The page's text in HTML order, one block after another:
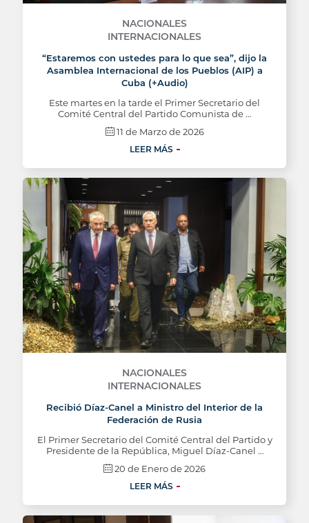
NACIONALES
INTERNACIONALES
“Estaremos con ustedes para lo que sea”, dijo la
Asamblea Internacional de los Pueblos (AIP) a
Cuba (+Audio)
Este martes en la tarde el Primer Secretario del
Comité Central del Partido Comunista de …
11 de Marzo de 2026
LEER MÁS
NACIONALES
INTERNACIONALES
Recibió Díaz-Canel a Ministro del Interior de la
Federación de Rusia
El Primer Secretario del Comité Central del Partido y
Presidente de la República, Miguel Díaz-Canel …
20 de Enero de 2026
LEER MÁS